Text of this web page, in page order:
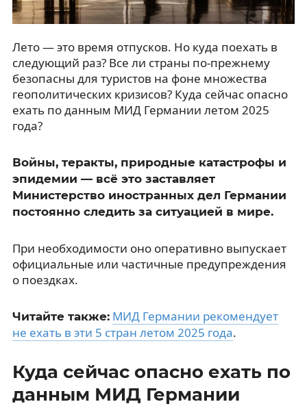
Лето — это время отпусков. Но куда поехать в
следующий раз? Все ли страны по-прежнему
безопасны для туристов на фоне множества
геополитических кризисов? Куда сейчас опасно
ехать по данным МИД Германии летом 2025
года?
Войны, теракты, природные катастрофы и
эпидемии — всё это заставляет
Министерство иностранных дел Германии
постоянно следить за ситуацией в мире.
При необходимости оно оперативно выпускает
официальные или частичные предупреждения
о поездках.
Читайте также: МИД Германии рекомендует
не ехать в эти 5 стран летом 2025 года.
Куда сейчас опасно ехать по
данным МИД Германии